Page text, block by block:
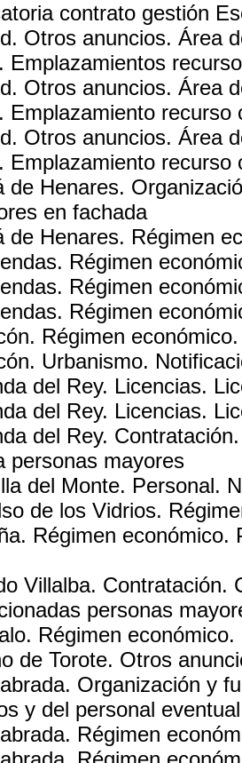
contrato gestión
Otros anuncios. Área
Emplazamientos
Otros anuncios. Área
Emplazamiento
Otros anuncios. Área
Emplazamiento
de Henares.
en fachada
de Henares. Régimen
Régimen
Régimen
Régimen
Régimen
Urbanismo.
del Rey. Licencias.
del Rey. Licencias.
del Rey.
personas mayores
del Monte. Personal.
de los Vidrios.
Régimen económico.
Villalba. Contratación.
personas
Régimen
de Torote. Otros
Organización y
y del personal eventual
Régimen